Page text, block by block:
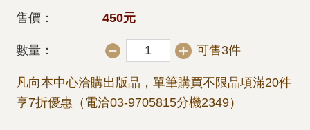
售價：
450元
數量： 可售3件
凡向本中心洽購出版品，單筆購買不限品項滿20件
享7折優惠（電洽03-9705815分機2349）